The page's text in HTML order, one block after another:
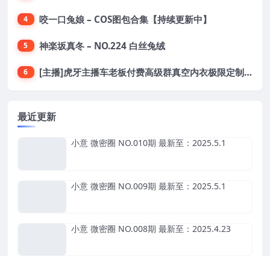
4 咬一口兔娘 – COS图包合集【持续更新中】
5 神楽坂真冬 – NO.224 白丝兔绒
6 [主播]虎牙主播车老板付费高级群真空内衣极限定制8分19
最近更新
小意 微密圈 NO.010期 最新至：2025.5.1
小意 微密圈 NO.009期 最新至：2025.5.1
小意 微密圈 NO.008期 最新至：2025.4.23